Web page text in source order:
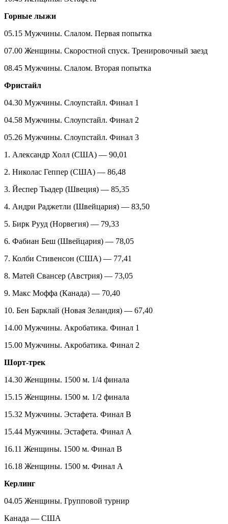
Горные лыжи
05.15 Мужчины. Слалом. Первая попытка
07.00 Женщины. Скоростной спуск. Тренировочный заезд
08.45 Мужчины. Слалом. Вторая попытка
Фристайл
04.30 Мужчины. Слоупстайл. Финал 1
04.58 Мужчины. Слоупстайл. Финал 2
05.26 Мужчины. Слоупстайл. Финал 3
1. Александр Холл (США) — 90,01
2. Николас Геппер (США) — 86,48
3. Йеспер Тьадер (Швеция) — 85,35
4. Андри Раджетли (Швейцария) — 83,50
5. Бирк Рууд (Норвегия) — 79,33
6. Фабиан Беш (Швейцария) — 78,05
7. Колби Стивенсон (США) — 77,41
8. Матей Свансер (Австрия) — 73,05
9. Макс Моффа (Канада) — 70,40
10. Бен Барклай (Новая Зеландия) — 67,40
14.00 Мужчины. Акробатика. Финал 1
15.00 Мужчины. Акробатика. Финал 2
Шорт-трек
14.30 Женщины. 1500 м. 1/4 финала
15.15 Женщины. 1500 м. 1/2 финала
15.32 Мужчины. Эстафета. Финал В
15.44 Мужчины. Эстафета. Финал А
16.11 Женщины. 1500 м. Финал В
16.18 Женщины. 1500 м. Финал А
Керлинг
04.05 Женщины. Групповой турнир
Канада — США